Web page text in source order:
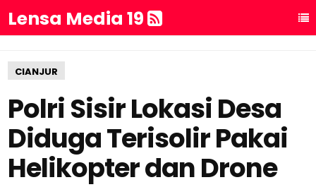
Lensa Media 19
CIANJUR
Polri Sisir Lokasi Desa
Diduga Terisolir Pakai
Helikopter dan Drone